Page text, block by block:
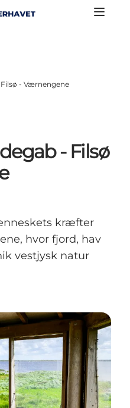
- Værnengene
- Filsø
kræfter
hvor fjord, hav
vestjysk natur